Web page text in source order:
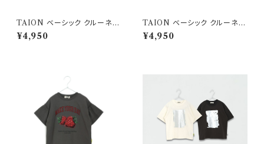
TAION ベーシック クルーネッ
ク インナーダウンベスト ブラッ
ク
¥4,950
TAION ベーシック クルーネッ
ク インナーダウンベスト ベージ
ュ
¥4,950